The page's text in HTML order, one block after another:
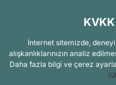
İnternet sitemizde,
alışkanlıklarınızın analiz
Daha fazla bilgi ve çerez